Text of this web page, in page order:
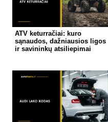
ATV keturračiai: kuro
sąnaudos, dažniausios ligos
ir savininkų atsiliepimai